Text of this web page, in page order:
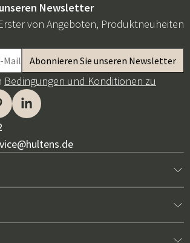
Newsletter
von Angeboten, Produktneuheiten
Bedingungen und Konditionen zu